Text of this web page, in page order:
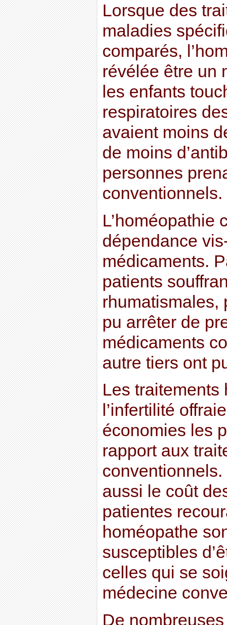
Lorsque des
maladies
comparés,
révélée être un
les enfants
respiratoires
avaient moins
de moins
personnes
conventionnels.
L’homéopathie
dépendance
médicaments.
patients
rhumatismales,
pu arrêter de
médicaments
autre tiers ont
Les traitements
l’infertilité
économies les
rapport aux
conventionnels.
aussi le coût
patientes
homéopathe
susceptibles
celles qui se
médecine
De